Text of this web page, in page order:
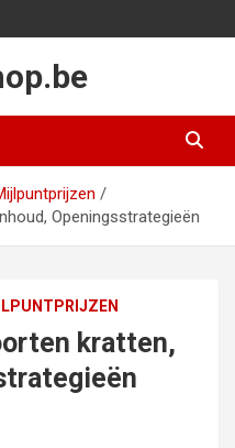
Openingsstrategieën
kratten,